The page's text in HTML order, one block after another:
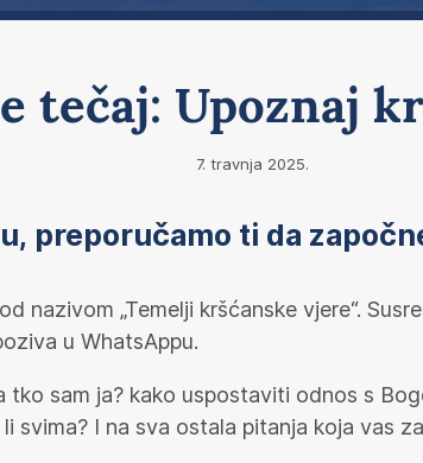
tečaj: Upoznaj
7. travnja 2025.
preporučamo ti da
nazivom „Temelji kršćanske vjere“.
u WhatsAppu.
sam ja? kako uspostaviti odnos s
svima? I na sva ostala pitanja koja vas